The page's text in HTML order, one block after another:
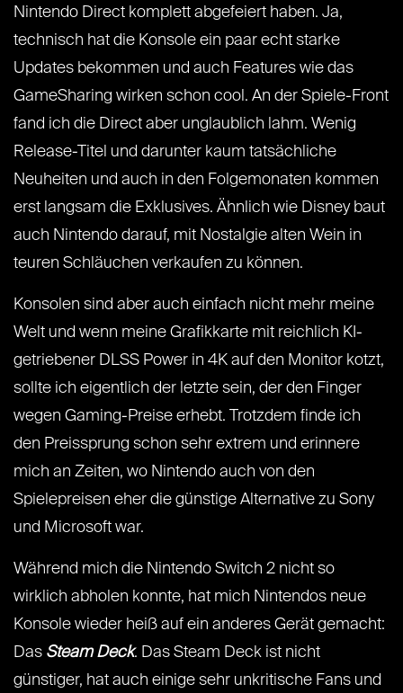
Nintendo Direct komplett abgefeiert haben. Ja,
technisch hat die Konsole ein paar echt starke
Updates bekommen und auch Features wie das
GameSharing wirken schon cool. An der Spiele-Front
fand ich die Direct aber unglaublich lahm. Wenig
Release-Titel und darunter kaum tatsächliche
Neuheiten und auch in den Folgemonaten kommen
erst langsam die Exklusives. Ähnlich wie Disney baut
auch Nintendo darauf, mit Nostalgie alten Wein in
teuren Schläuchen verkaufen zu können.
Konsolen sind aber auch einfach nicht mehr meine
Welt und wenn meine Grafikkarte mit reichlich KI-
getriebener DLSS Power in 4K auf den Monitor kotzt,
sollte ich eigentlich der letzte sein, der den Finger
wegen Gaming-Preise erhebt. Trotzdem finde ich
den Preissprung schon sehr extrem und erinnere
mich an Zeiten, wo Nintendo auch von den
Spielepreisen eher die günstige Alternative zu Sony
und Microsoft war.
Während mich die Nintendo Switch 2 nicht so
wirklich abholen konnte, hat mich Nintendos neue
Konsole wieder heiß auf ein anderes Gerät gemacht:
Das Steam Deck. Das Steam Deck ist nicht
günstiger, hat auch einige sehr unkritische Fans und